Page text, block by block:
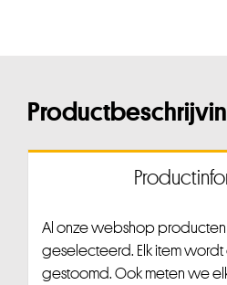
Al onze webshop producten
geselecteerd. Elk item
gestoomd. Ook meten we